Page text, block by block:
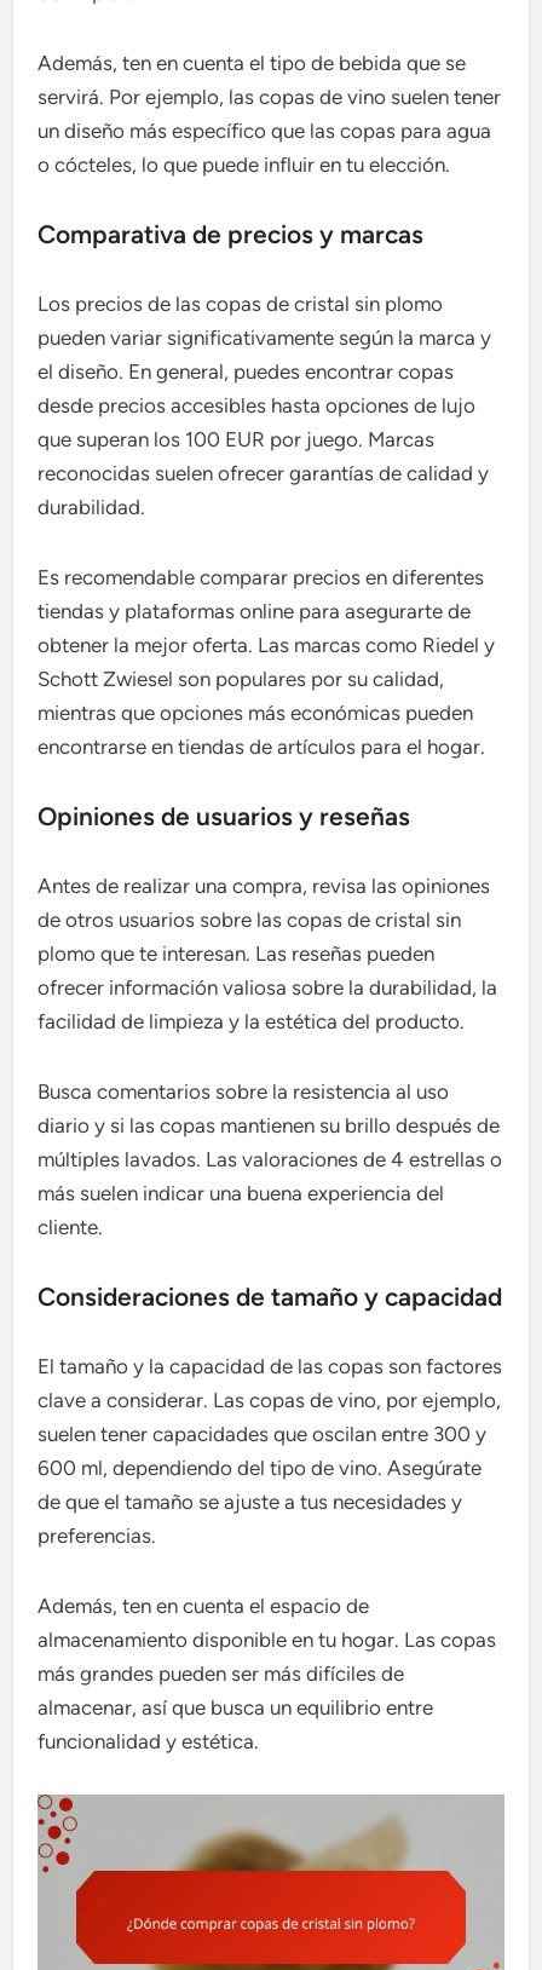
Además, ten en cuenta el tipo de bebida que se
servirá. Por ejemplo, las copas de vino suelen tener
un diseño más específico que las copas para agua
o cócteles, lo que puede influir en tu elección.
Comparativa de precios y marcas
Los precios de las copas de cristal sin plomo
pueden variar significativamente según la marca y
el diseño. En general, puedes encontrar copas
desde precios accesibles hasta opciones de lujo
que superan los 100 EUR por juego. Marcas
reconocidas suelen ofrecer garantías de calidad y
durabilidad.
Es recomendable comparar precios en diferentes
tiendas y plataformas online para asegurarte de
obtener la mejor oferta. Las marcas como Riedel y
Schott Zwiesel son populares por su calidad,
mientras que opciones más económicas pueden
encontrarse en tiendas de artículos para el hogar.
Opiniones de usuarios y reseñas
Antes de realizar una compra, revisa las opiniones
de otros usuarios sobre las copas de cristal sin
plomo que te interesan. Las reseñas pueden
ofrecer información valiosa sobre la durabilidad, la
facilidad de limpieza y la estética del producto.
Busca comentarios sobre la resistencia al uso
diario y si las copas mantienen su brillo después de
múltiples lavados. Las valoraciones de 4 estrellas o
más suelen indicar una buena experiencia del
cliente.
Consideraciones de tamaño y capacidad
El tamaño y la capacidad de las copas son factores
clave a considerar. Las copas de vino, por ejemplo,
suelen tener capacidades que oscilan entre 300 y
600 ml, dependiendo del tipo de vino. Asegúrate
de que el tamaño se ajuste a tus necesidades y
preferencias.
Además, ten en cuenta el espacio de
almacenamiento disponible en tu hogar. Las copas
más grandes pueden ser más difíciles de
almacenar, así que busca un equilibrio entre
funcionalidad y estética.